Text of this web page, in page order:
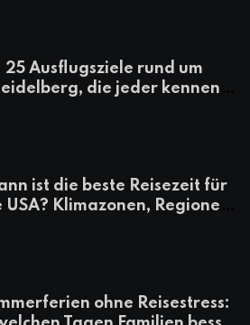
25 Ausflugsziele rund um
die jeder kennen
ist die beste Reisezeit für
USA? Klimazonen, Regionen
ohne Reisestress: